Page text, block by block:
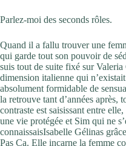
Parlez-moi des seconds rôles.
Quand il a fallu trouver une
qui garde tout son pouvoir de
suis tout de suite fixé sur
dimension italienne qui
absolument formidable de
la retrouve tant d’années après,
contraste est saisissant entre
une vie protégée et Sim qui ne
connaissaisIsabelle Gélinas
Pas Ça. Elle incarne la femme